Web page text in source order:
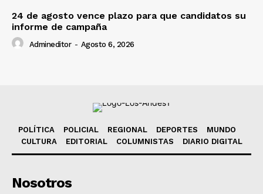
24 de agosto vence plazo para que candidatos su
informe de campaña
Admineditor - Agosto 6, 2026
POLÍTICA POLICIAL REGIONAL DEPORTES
MUNDO
CULTURA
EDITORIAL COLUMNISTAS DIARIO DIGITAL
Nosotros